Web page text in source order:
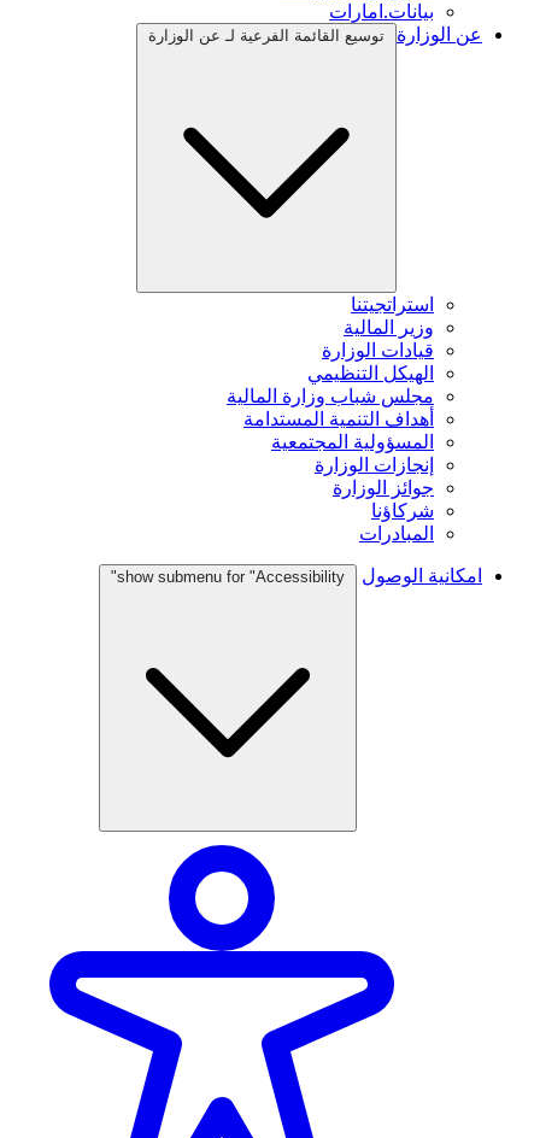
بيانات.امارات
عن الوزارة
توسيع القائمة الفرعية لـ عن الوزارة
استراتجيتنا
وزير المالية
قيادات الوزارة
الهيكل التنظيمي
مجلس شباب وزارة المالية
أهداف التنمية المستدامة
المسؤولية المجتمعية
إنجازات الوزارة
جوائز الوزارة
شركاؤنا
المبادرات
امكانية الوصول show submenu for "Accessibility"